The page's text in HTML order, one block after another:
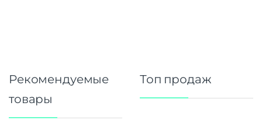
Рекомендуемые
товары
Топ продаж